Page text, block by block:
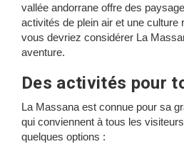
vallée andorrane offre des
activités de plein air et une culture
vous devriez considérer La
aventure.
Des activités pour
La Massana est connue pour sa
qui conviennent à tous les
quelques options :